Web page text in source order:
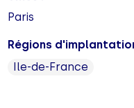
Paris
Régions
Ile-de-France